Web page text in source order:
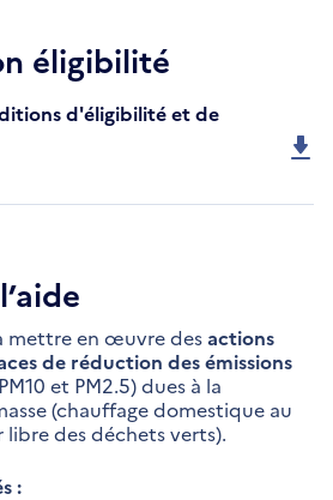
éligibilité
d'éligibilité et de
mettre en œuvre desactions
de réduction des émissions
et PM2.5) dues à la
(chauffage domestique au
libre des déchets verts).
: